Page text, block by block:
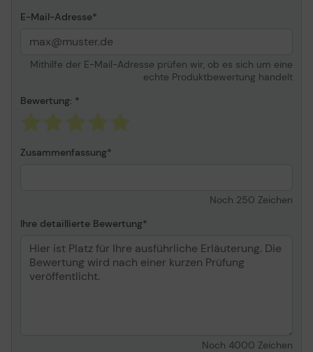
E-Mail-Adresse
Mithilfe der E-Mail-Adresse prüfen wir, ob es sich um eine
echte Produktbewertung handelt
Bewertung:
Zusammenfassung
Noch 250 Zeichen
Ihre detaillierte Bewertung
Noch 4000 Zeichen